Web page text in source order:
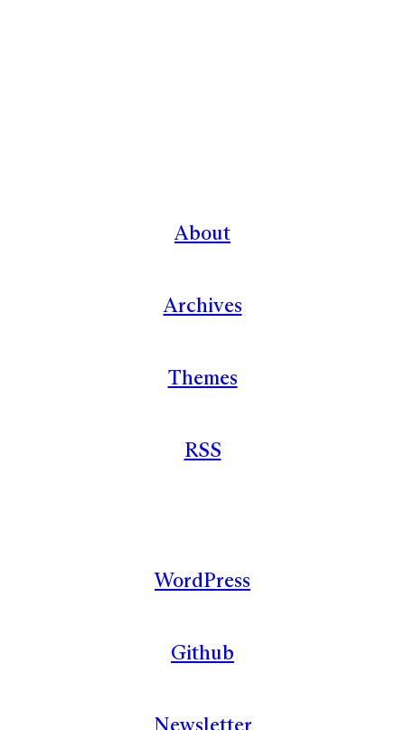
About
Archives
Themes
RSS
WordPress
Github
Newsletter